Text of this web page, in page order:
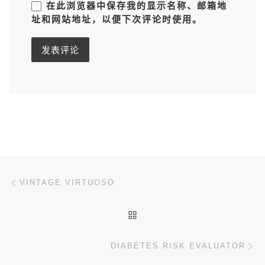
在此浏览器中保存我的显示名称、邮箱地
址和网站地址，以便下次评论时使用。
文章导航
VINTAGE VIRTUOSO
DIABETES RISK EVALUATOR